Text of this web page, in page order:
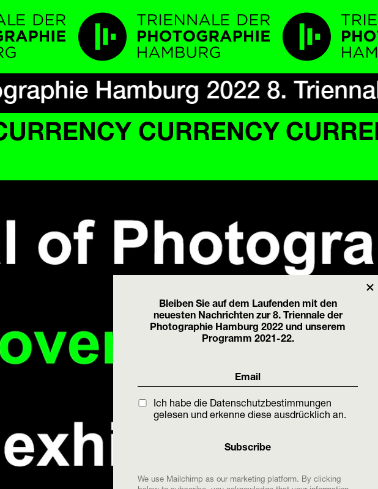
Hamburg 2022 8.
CURRENCY
Bleiben Sie auf dem Laufenden mit den
neuesten Nachrichten zur 8. Triennale der
Photographie Hamburg 2022 und unserem
Programm 2021-22.
Ich habe die Datenschutzbestimmungen
gelesen und erkenne diese ausdrücklich an.
We use Mailchimp as our marketing platform. By clicking